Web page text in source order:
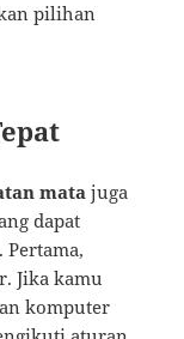
pilihan
mata juga
dapat
Pertama,
Jika kamu
komputer